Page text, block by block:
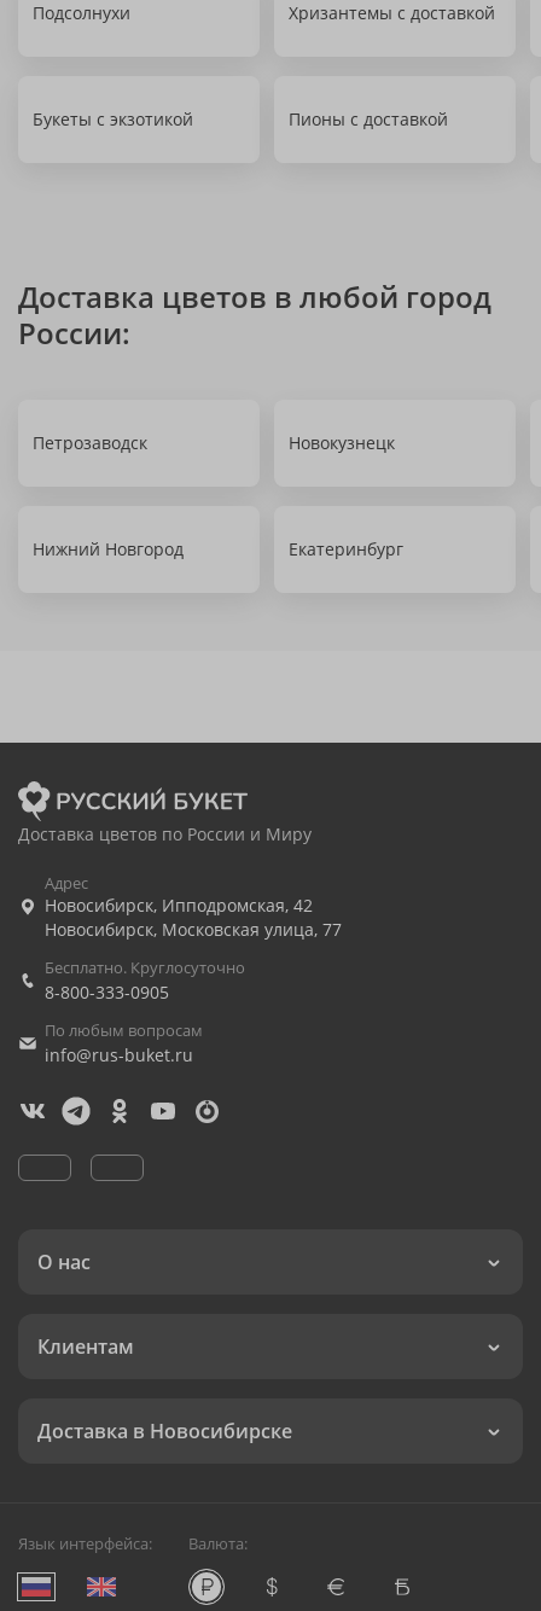
Подсолнухи Хризантемы с доставкой
Букеты с экзотикой Пионы с доставкой
Доставка цветов в любой город
России:
Петрозаводск Новокузнецк
Нижний Новгород Екатеринбург
Доставка цветов по России и Миру
Адрес
Новосибирск, Ипподромская, 42
Новосибирск, Московская улица, 77
Бесплатно. Круглосуточно
8-800-333-0905
По любым вопросам
info@rus-buket.ru
О нас
Клиентам
Доставка в Новосибирске
Язык интерфейса: Валюта: